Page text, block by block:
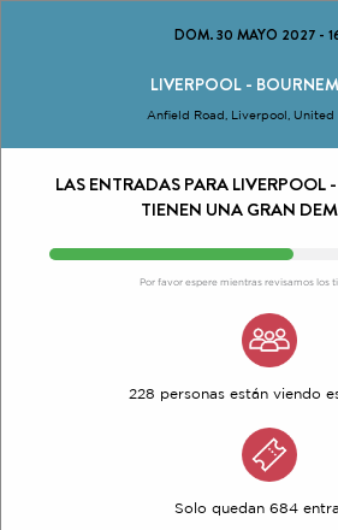
DOM. 30 MAYO 2027 -
LIVERPOOL -
Anfield Road, Liverpool, United
LAS ENTRADAS PARA
TIENEN UNA GRAN
Por favor espere mientras revisamos los
228 personas están viendo
Solo quedan 684